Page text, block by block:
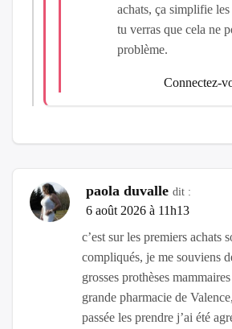
achats, ça simplifie
tu verras que cela ne
problème.
Connectez-
paola duvalle dit :
6 août 2026 à 11h13
c’est sur les premiers achats
compliqués, je me souviens
grosses prothèses
grande pharmacie de
passée les prendre j’ai été